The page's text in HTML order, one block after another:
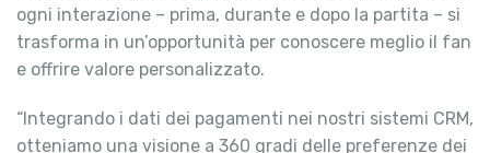
ogni interazione – prima, durante e dopo la partita – si
trasforma in un’opportunità per conoscere meglio il fan
e offrire valore personalizzato.
“Integrando i dati dei pagamenti nei nostri sistemi CRM,
otteniamo una visione a 360 gradi delle preferenze dei